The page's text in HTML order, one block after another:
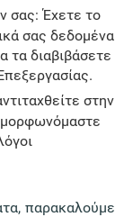
σας: Έχετε το
σας δεδομένα
τα διαβιβάσετε
στην
παρακαλούμε